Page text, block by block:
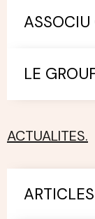
LE
ACTUALITES.